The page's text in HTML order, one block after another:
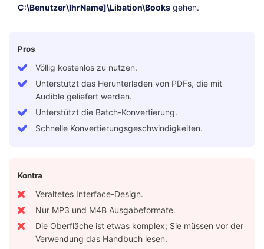
C:\Benutzer\IhrName]\Libation\Books gehen.
Pros
Völlig kostenlos zu nutzen.
Unterstützt das Herunterladen von PDFs, die mit
Audible geliefert werden.
Unterstützt die Batch-Konvertierung.
Schnelle Konvertierungsgeschwindigkeiten.
Kontra
Veraltetes Interface-Design.
Nur MP3 und M4B Ausgabeformate.
Die Oberfläche ist etwas komplex; Sie müssen vor der
Verwendung das Handbuch lesen.